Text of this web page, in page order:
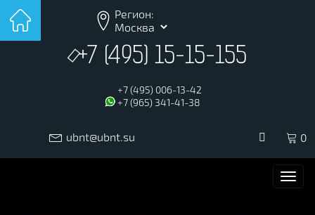
Регион:
+7 (495) 15-15-155
+7 (495) 006-13-42
+7 (965) 341-41-38
ubnt@ubnt.su 0